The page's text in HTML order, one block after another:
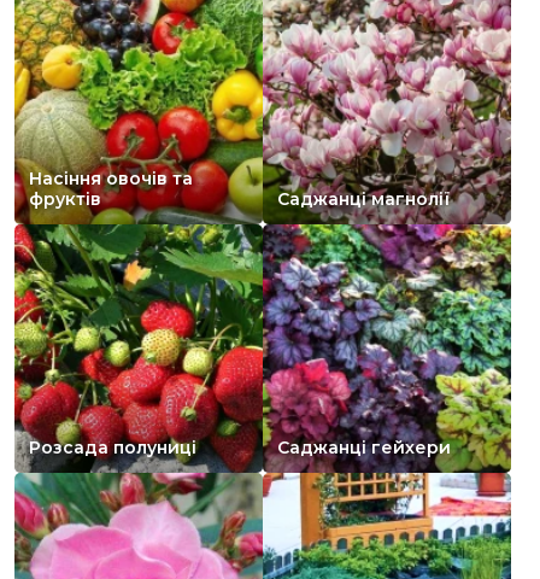
Насіння овочів та
фруктів
Саджанці магнолії
Розсада полуниці Саджанці гейхери